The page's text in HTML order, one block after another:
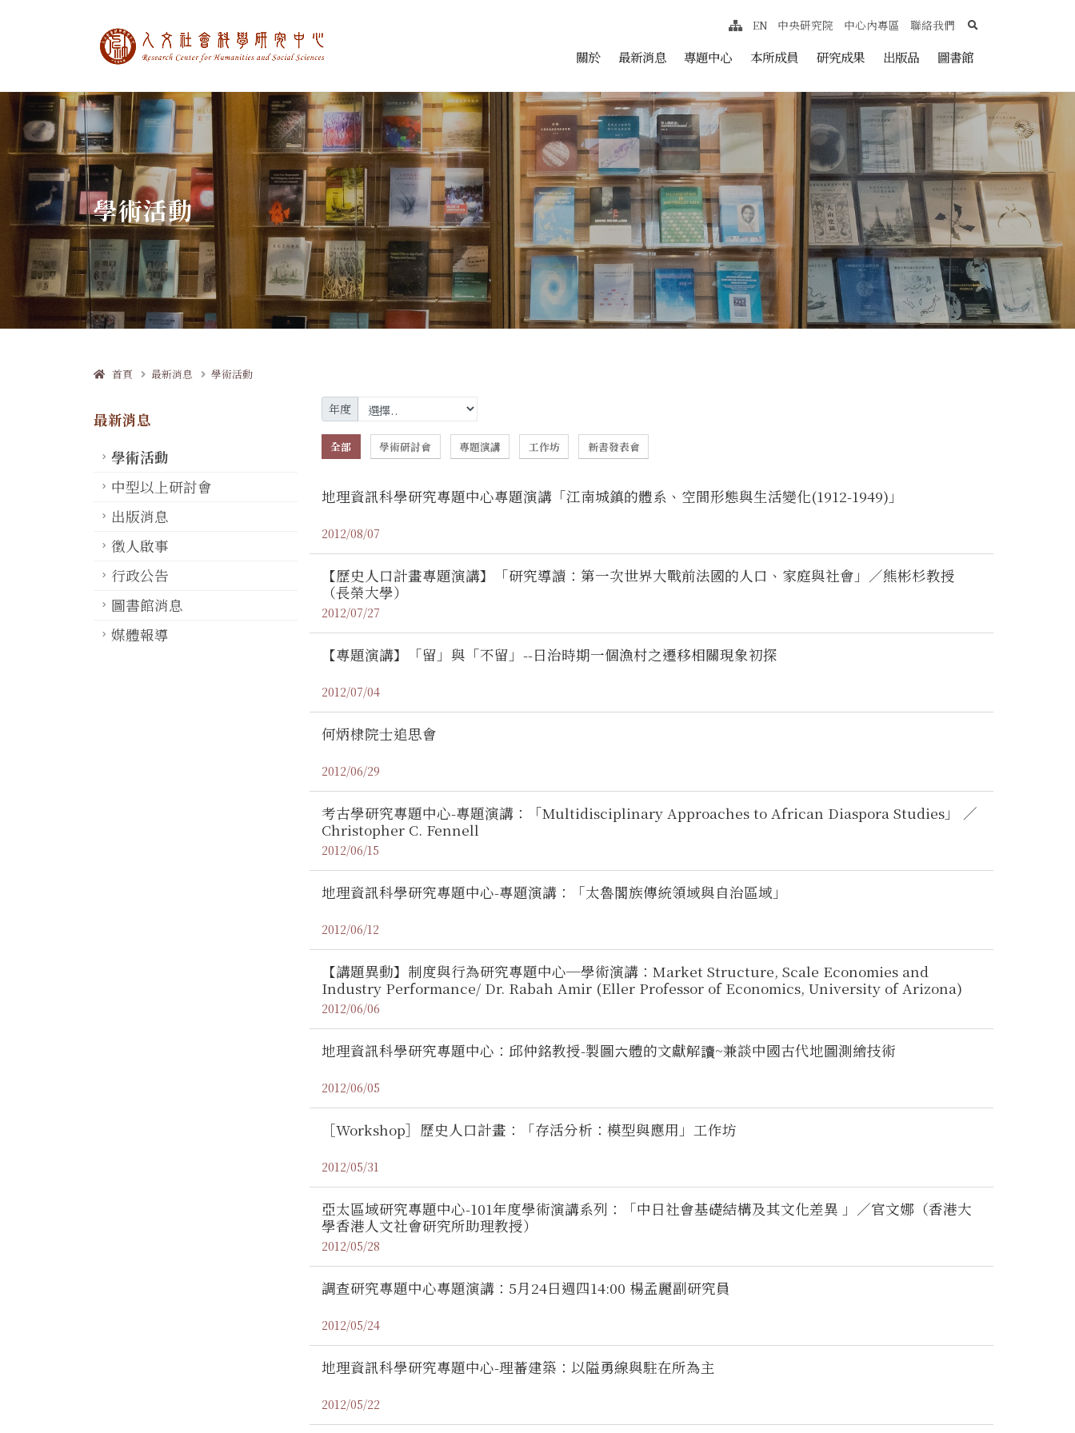
中央研究院人文社會科學研究中心 跳至中央區塊/Main Content
關於 最新消息 專題中心 本所成員 研究成果 出版品 圖書館
網站導覽
EN 中央研究院 中心內專區 聯絡我們 search
學術活動
首頁 最新消息 學術活動
最新消息
學術活動
中型以上研討會
出版消息
徵人啟事
行政公告
圖書館消息
媒體報導
年度
全部 學術研討會 專題演講 工作坊 新書發表會
地理資訊科學研究專題中心專題演講「江南城鎮的體系、空間形態與生活變化(1912-1949)」
2012/08/07
【歷史人口計畫專題演講】「研究導讀：第一次世界大戰前法國的人口、家庭與社會」／熊彬杉教授
（長榮大學）
2012/07/27
【專題演講】「留」與「不留」--日治時期一個漁村之遷移相關現象初探
2012/07/04
何炳棣院士追思會
2012/06/29
考古學研究專題中心-專題演講：「Multidisciplinary Approaches to African Diaspora Studies」 ／
Christopher C. Fennell
2012/06/15
地理資訊科學研究專題中心-專題演講：「太魯閣族傳統領域與自治區域」
2012/06/12
【講題異動】制度與行為研究專題中心─學術演講：Market Structure, Scale Economies and
Industry Performance/ Dr. Rabah Amir (Eller Professor of Economics, University of Arizona)
2012/06/06
地理資訊科學研究專題中心：邱仲銘教授-製圖六體的文獻解讀~兼談中國古代地圖測繪技術
2012/06/05
［Workshop］歷史人口計畫：「存活分析：模型與應用」工作坊
2012/05/31
亞太區域研究專題中心-101年度學術演講系列：「中日社會基礎結構及其文化差異 」／官文娜（香港大
學香港人文社會研究所助理教授）
2012/05/28
調查研究專題中心專題演講：5月24日週四14:00 楊孟麗副研究員
2012/05/24
地理資訊科學研究專題中心-理蕃建築：以隘勇線與駐在所為主
2012/05/22